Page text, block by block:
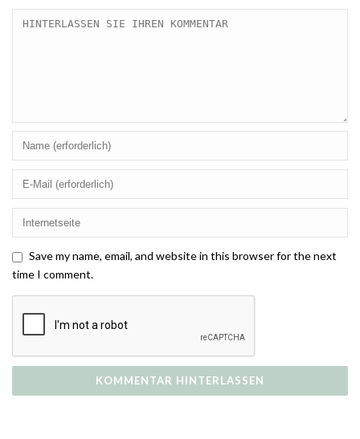
Save my name, email, and website in this browser for the next
time I comment.